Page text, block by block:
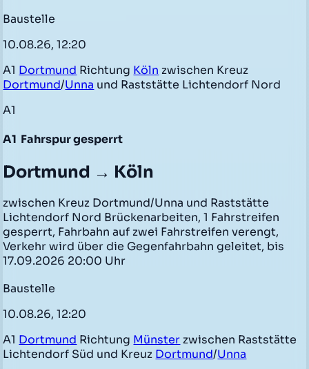
Baustelle
10.08.26, 12:20
A1 Dortmund Richtung Köln zwischen Kreuz
Dortmund/Unna und Raststätte Lichtendorf Nord
A1
A1 Fahrspur gesperrt
Dortmund → Köln
zwischen Kreuz Dortmund/Unna und Raststätte
Lichtendorf Nord Brückenarbeiten, 1 Fahrstreifen
gesperrt, Fahrbahn auf zwei Fahrstreifen verengt,
Verkehr wird über die Gegenfahrbahn geleitet, bis
17.09.2026 20:00 Uhr
Baustelle
10.08.26, 12:20
A1 Dortmund Richtung Münster zwischen Raststätte
Lichtendorf Süd und Kreuz Dortmund/Unna